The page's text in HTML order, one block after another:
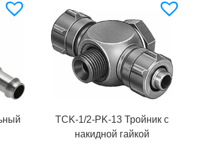
TCK-1/2-PK-13 Тройник с
накидной гайкой